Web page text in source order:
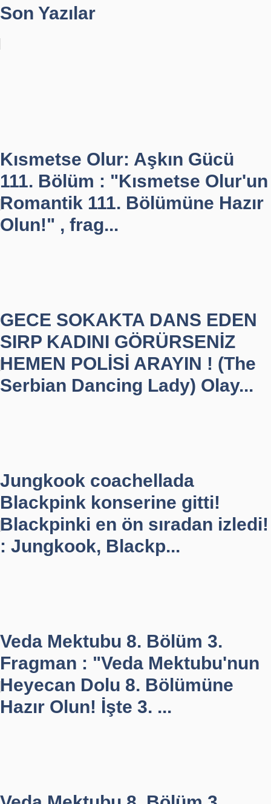
Son Yazılar
Kısmetse Olur: Aşkın Gücü
111. Bölüm : "Kısmetse Olur'un
Romantik 111. Bölümüne Hazır
Olun!" , frag...
GECE SOKAKTA DANS EDEN
SIRP KADINI GÖRÜRSENİZ
HEMEN POLİSİ ARAYIN ! (The
Serbian Dancing Lady) Olay...
Jungkook coachellada
Blackpink konserine gitti!
Blackpinki en ön sıradan izledi!
: Jungkook, Blackp...
Veda Mektubu 8. Bölüm 3.
Fragman : "Veda Mektubu'nun
Heyecan Dolu 8. Bölümüne
Hazır Olun! İşte 3. ...